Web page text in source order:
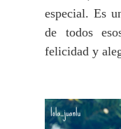
especial. Es
de todos
felicidad y